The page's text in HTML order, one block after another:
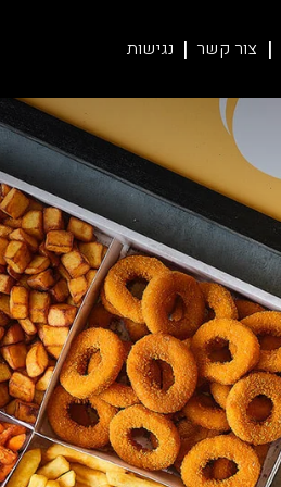
צור קשר נגישות